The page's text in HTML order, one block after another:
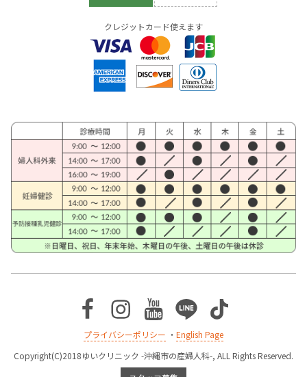
クレジットカード使えます
Facebook
Instagram
Youtube
LineTikTok
プライバシーポリシー ・ English Page
Copyright(C)2018ゆいクリニック -沖縄市の産婦人科-, ALL Rights Reserved.